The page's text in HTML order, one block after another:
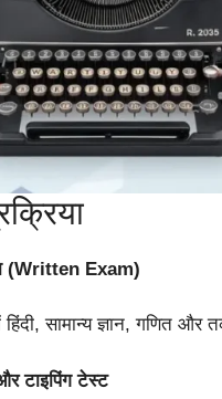
(Written Exam)
सामान्य ज्ञान, गणित और
टाइपिंग टेस्ट